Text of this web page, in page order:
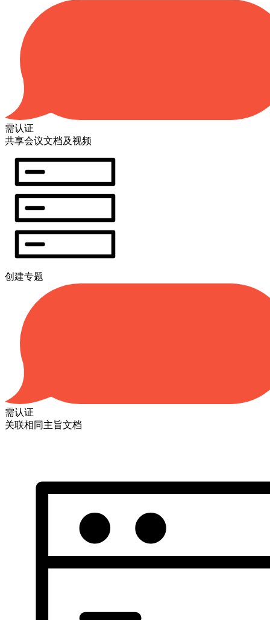
需认证
共享会议文档及视频
创建专题
需认证
关联相同主旨文档